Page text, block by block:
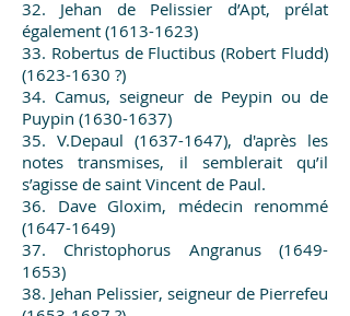
32. Jehan de Pelissier d’Apt, prélat
également (1613-1623)
33. Robertus de Fluctibus (Robert Fludd)
(1623-1630 ?)
34. Camus, seigneur de Peypin ou de
Puypin (1630-1637)
35. V.Depaul (1637-1647), d'après les
notes transmises, il semblerait qu’il
s’agisse de saint Vincent de Paul.
36. Dave Gloxim, médecin renommé
(1647-1649)
37. Christophorus Angranus (1649-
1653)
38. Jehan Pelissier, seigneur de Pierrefeu